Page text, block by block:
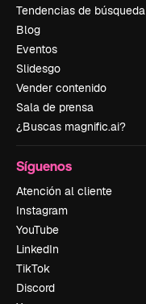
Tendencias de búsqueda
Blog
Eventos
Slidesgo
Vender contenido
Sala de prensa
¿Buscas magnific.ai?
Síguenos
Atención al cliente
Instagram
YouTube
LinkedIn
TikTok
Discord